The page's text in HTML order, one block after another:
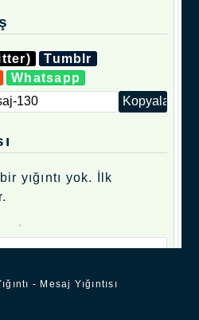
Tumblr
Whatsapp
yığıntı yok. İlk
.
- Mesaj Yığıntısı